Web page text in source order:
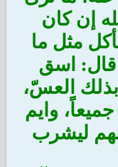
إن كان
مثل ما
قال: اسق
بذلك العسّ،
وايم
ليشرب